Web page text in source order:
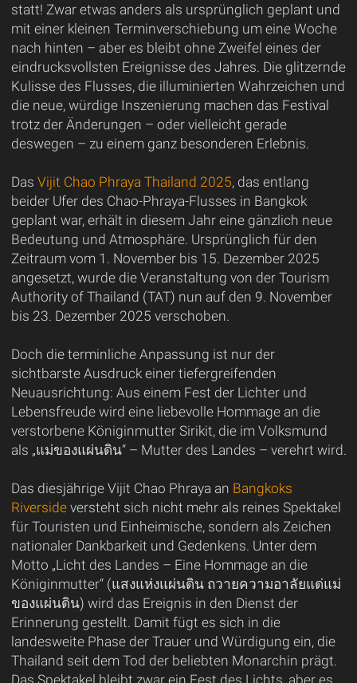
statt! Zwar etwas anders als ursprünglich geplant und
mit einer kleinen Terminverschiebung um eine Woche
nach hinten – aber es bleibt ohne Zweifel eines der
eindrucksvollsten Ereignisse des Jahres. Die glitzernde
Kulisse des Flusses, die illuminierten Wahrzeichen und
die neue, würdige Inszenierung machen das Festival
trotz der Änderungen – oder vielleicht gerade
deswegen – zu einem ganz besonderen Erlebnis.
Das Vijit Chao Phraya Thailand 2025, das entlang
beider Ufer des Chao-Phraya-Flusses in Bangkok
geplant war, erhält in diesem Jahr eine gänzlich neue
Bedeutung und Atmosphäre. Ursprünglich für den
Zeitraum vom 1. November bis 15. Dezember 2025
angesetzt, wurde die Veranstaltung von der Tourism
Authority of Thailand (TAT) nun auf den 9. November
bis 23. Dezember 2025 verschoben.
Doch die terminliche Anpassung ist nur der
sichtbarste Ausdruck einer tiefergreifenden
Neuausrichtung: Aus einem Fest der Lichter und
Lebensfreude wird eine liebevolle Hommage an die
verstorbene Königinmutter Sirikit, die im Volksmund
als „แม่ของแผ่นดิน“ – Mutter des Landes – verehrt wird.
Das diesjährige Vijit Chao Phraya an Bangkoks
Riversideversteht sich nicht mehr als reines Spektakel
für Touristen und Einheimische, sondern als Zeichen
nationaler Dankbarkeit und Gedenkens. Unter dem
Motto „Licht des Landes – Eine Hommage an die
Königinmutter“ (แสงแห่งแผ่นดิน ถวายความอาลัยแด่แม่
ของแผ่นดิน) wird das Ereignis in den Dienst der
Erinnerung gestellt. Damit fügt es sich in die
landesweite Phase der Trauer und Würdigung ein, die
Thailand seit dem Tod der beliebten Monarchin prägt.